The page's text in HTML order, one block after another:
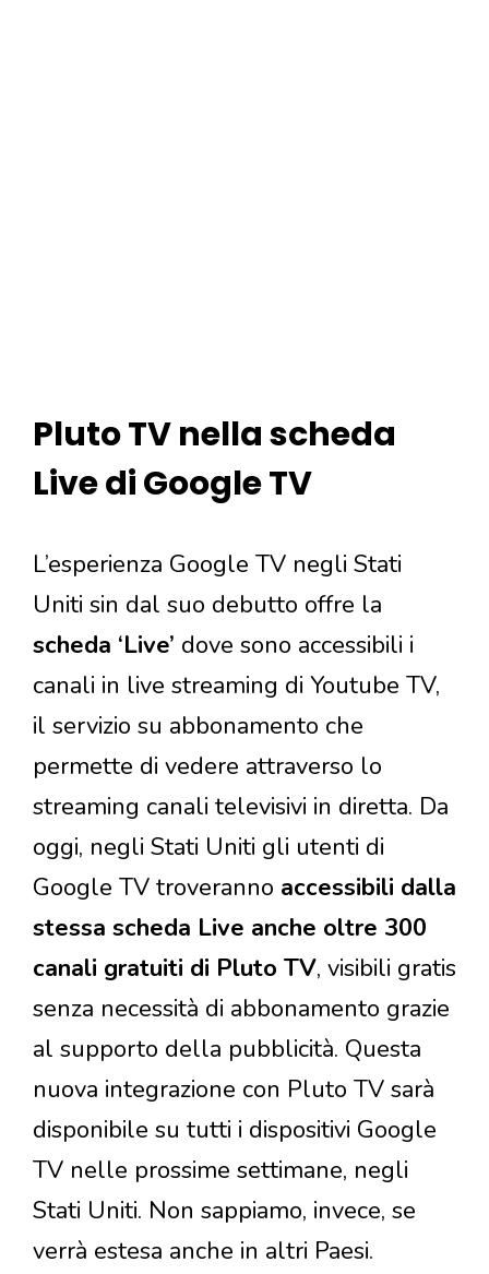
Pluto TV nella scheda
Live di Google TV
L’esperienza Google TV negli Stati
Uniti sin dal suo debutto offre la
scheda ‘Live’ dove sono accessibili i
canali in live streaming di Youtube TV,
il servizio su abbonamento che
permette di vedere attraverso lo
streaming canali televisivi in diretta. Da
oggi, negli Stati Uniti gli utenti di
Google TV troveranno accessibili dalla
stessa scheda Live anche oltre 300
canali gratuiti di Pluto TV, visibili gratis
senza necessità di abbonamento grazie
al supporto della pubblicità. Questa
nuova integrazione con Pluto TV sarà
disponibile su tutti i dispositivi Google
TV nelle prossime settimane, negli
Stati Uniti. Non sappiamo, invece, se
verrà estesa anche in altri Paesi.